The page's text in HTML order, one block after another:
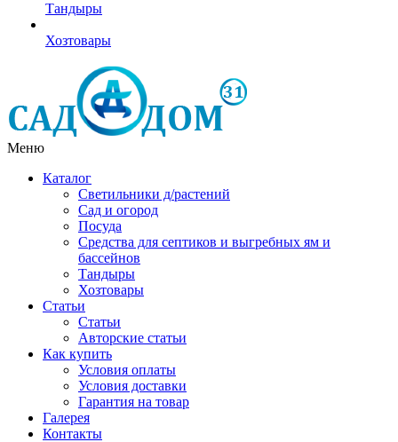
Тандыры
Хозтовары
Меню
Каталог
Светильники д/растений
Сад и огород
Посуда
Средства для септиков и выгребных ям и
бассейнов
Тандыры
Хозтовары
Статьи
Статьи
Авторские статьи
Как купить
Условия оплаты
Условия доставки
Гарантия на товар
Галерея
Контакты